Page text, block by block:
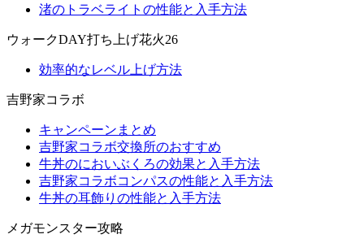
渚のトラベライトの性能と入手方法
ウォークDAY打ち上げ花火26
効率的なレベル上げ方法
吉野家コラボ
キャンペーンまとめ
吉野家コラボ交換所のおすすめ
牛丼のにおいぶくろの効果と入手方法
吉野家コラボコンパスの性能と入手方法
牛丼の耳飾りの性能と入手方法
メガモンスター攻略